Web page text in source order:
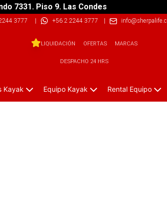
7331. Piso 9. Las Condes
3777 | +56 2 2244 3777 | info@sherpalife.cl
LIQUIDACIÓN OFERTAS MARCAS
DESPACHO 24 HRS
Kayak Equipo Kayak Rental Equipo